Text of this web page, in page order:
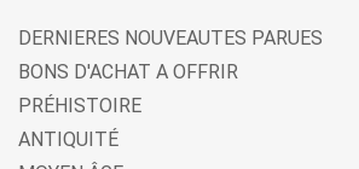
DERNIERES NOUVEAUTES PARUES
BONS D'ACHAT A OFFRIR
PRÉHISTOIRE
ANTIQUITÉ